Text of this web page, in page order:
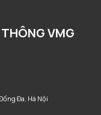
VMG
Đa, Hà Nội